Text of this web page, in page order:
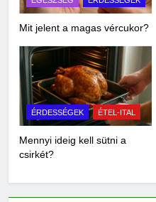
Mit jelent a magas vércukor?
ÉRDESSÉGEK ÉTEL-ITAL
Mennyi ideig kell sütni a
csirkét?